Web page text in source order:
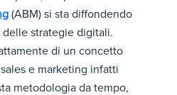
(ABM) si sta diffondendo
delle strategie digitali.
di un concetto
e marketing infatti
metodologia da tempo,